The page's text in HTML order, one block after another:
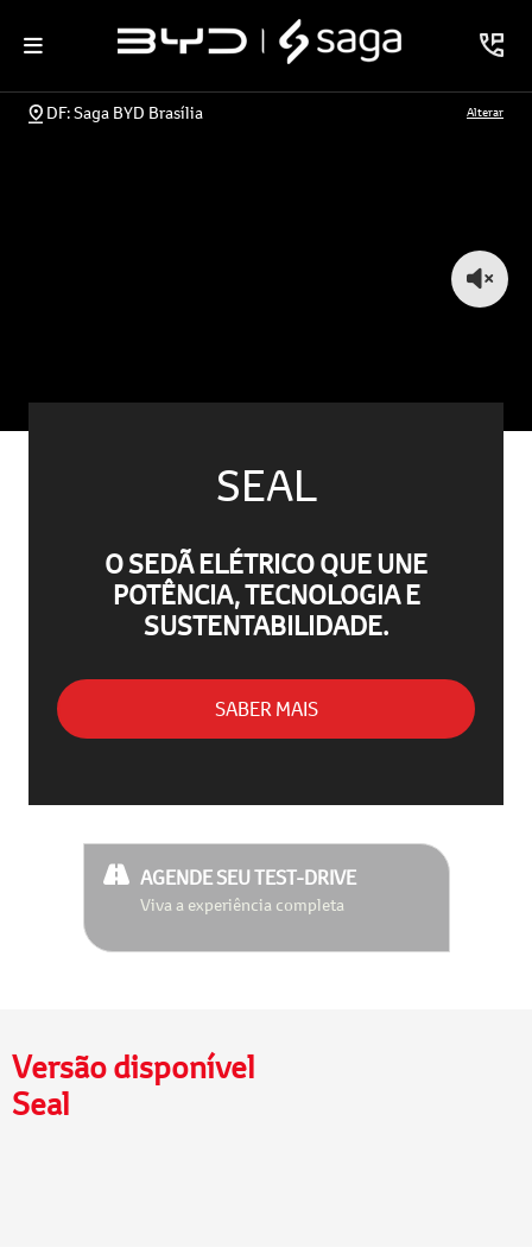
DF: Saga BYD Brasília Alterar
SEAL
O SEDÃ ELÉTRICO QUE UNE
POTÊNCIA, TECNOLOGIA E
SUSTENTABILIDADE.
SABER MAIS
AGENDE SEU TEST-DRIVE
Viva a experiência completa
Versão disponível
Seal